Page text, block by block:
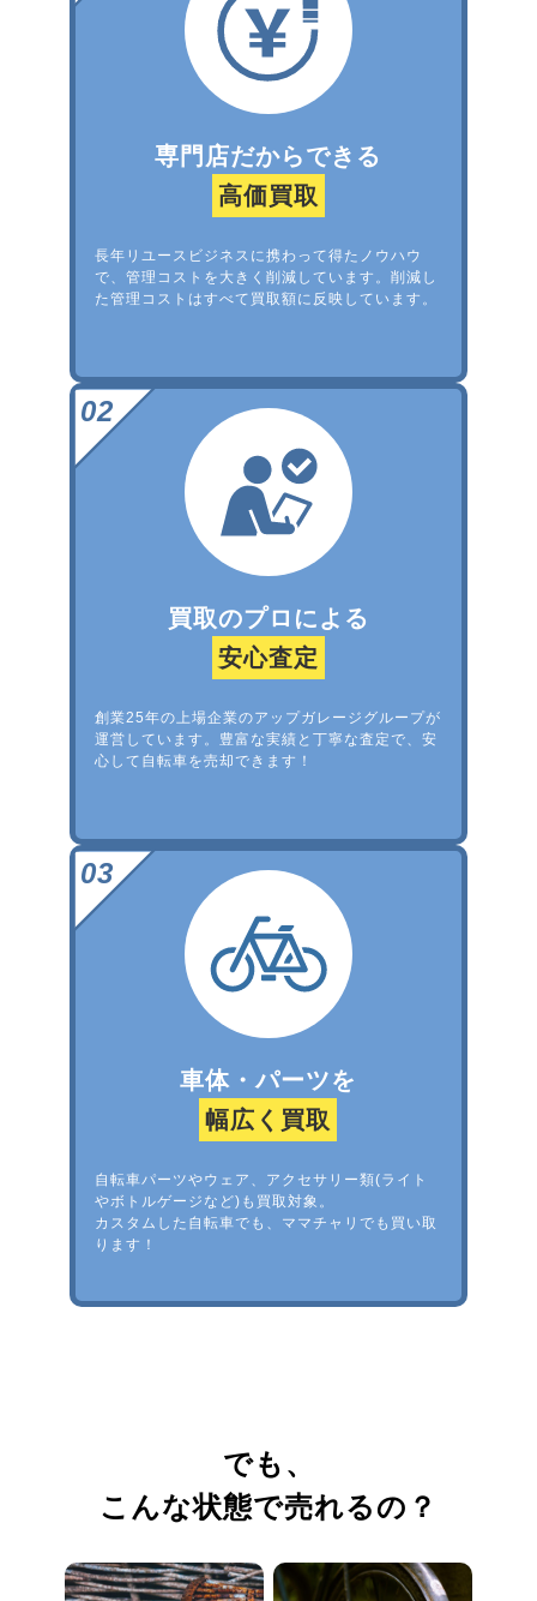
専門店だからできる
高価買取
長年リユースビジネスに携わって得たノウハウ
で、管理コストを大きく削減しています。削減し
た管理コストはすべて買取額に反映しています。
買取のプロによる
安心査定
創業25年の上場企業のアップガレージグループが
運営しています。豊富な実績と丁寧な査定で、安
心して自転車を売却できます！
車体・パーツを
幅広く買取
自転車パーツやウェア、アクセサリー類(ライト
やボトルゲージなど)も買取対象。
カスタムした自転車でも、ママチャリでも買い取
ります！
でも、
こんな状態で売れるの？